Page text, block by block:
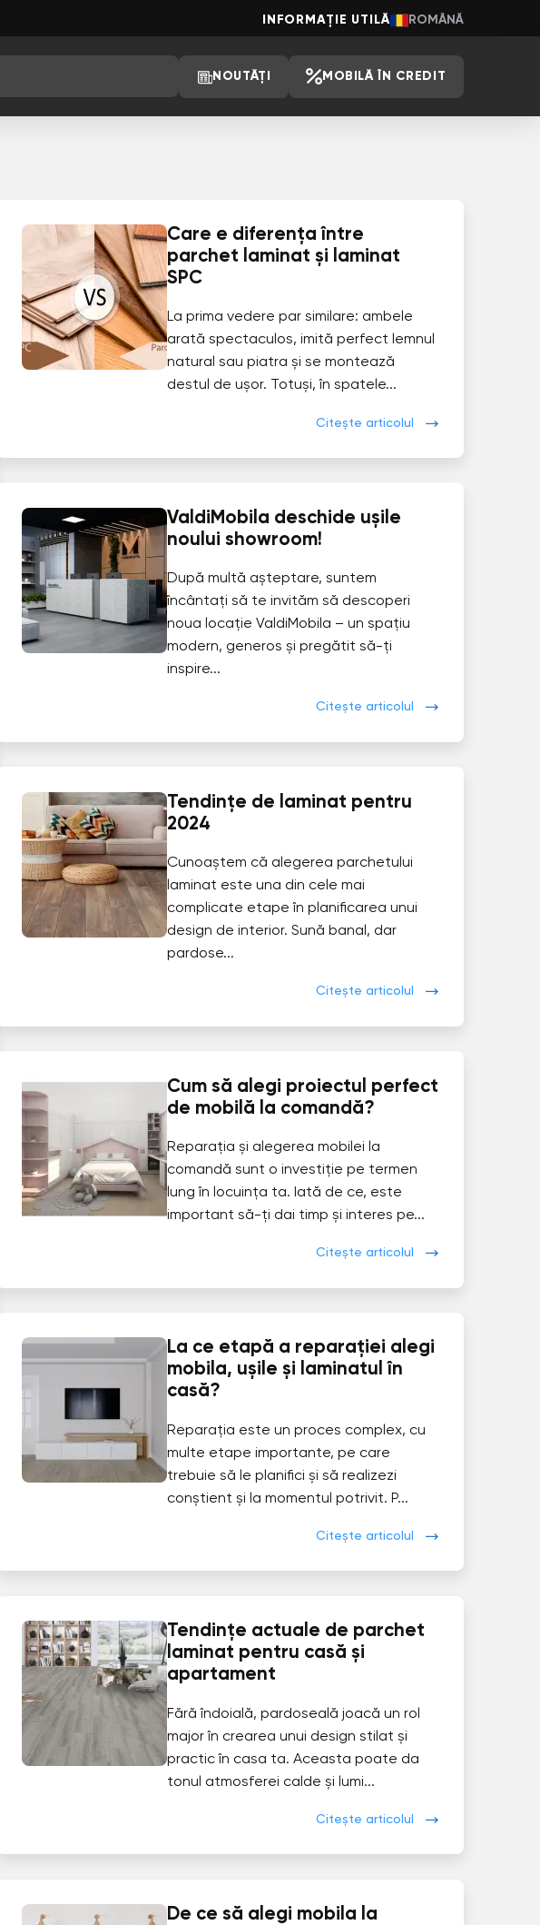
INFORMAȚIE UTILĂ ROMÂNĂ
NOUTĂȚI MOBILĂ ÎN CREDIT
Care e diferența între
parchet laminat și laminat
SPC
La prima vedere par similare: ambele
arată spectaculos, imită perfect lemnul
natural sau piatra și se montează
destul de ușor. Totuși, în spatele...
Citește articolul
ValdiMobila deschide ușile
noului showroom!
După multă așteptare, suntem
încântați să te invităm să descoperi
noua locație ValdiMobila – un spațiu
modern, generos și pregătit să-ți
inspire...
Citește articolul
Tendințe de laminat pentru
2024
Cunoaștem că alegerea parchetului
laminat este una din cele mai
complicate etape în planificarea unui
design de interior. Sună banal, dar
pardose...
Citește articolul
Cum să alegi proiectul perfect
de mobilă la comandă?
Reparația și alegerea mobilei la
comandă sunt o investiție pe termen
lung în locuința ta. Iată de ce, este
important să-ți dai timp și interes pe...
Citește articolul
La ce etapă a reparației alegi
mobila, ușile și laminatul în
casă?
Reparația este un proces complex, cu
multe etape importante, pe care
trebuie să le planifici și să realizezi
conștient și la momentul potrivit. P...
Citește articolul
Tendințe actuale de parchet
laminat pentru casă și
apartament
Fără îndoială, pardoseală joacă un rol
major în crearea unui design stilat și
practic în casa ta. Aceasta poate da
tonul atmosferei calde și lumi...
Citește articolul
De ce să alegi mobila la